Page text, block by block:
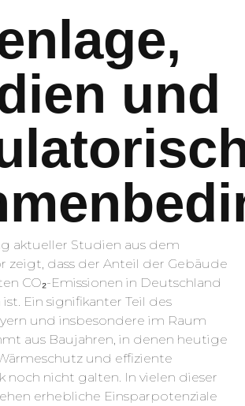
und
aktueller Studien aus dem
zeigt, dass der Anteil der Gebäude
CO₂-Emissionen in Deutschland
Ein signifikanter Teil des
und insbesondere im Raum
aus Baujahren, in denen heutige
und effiziente
noch nicht galten. In vielen dieser
erhebliche Einsparpotenziale